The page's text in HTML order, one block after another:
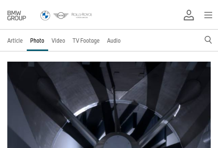
Article Photo Video TV Footage Audio